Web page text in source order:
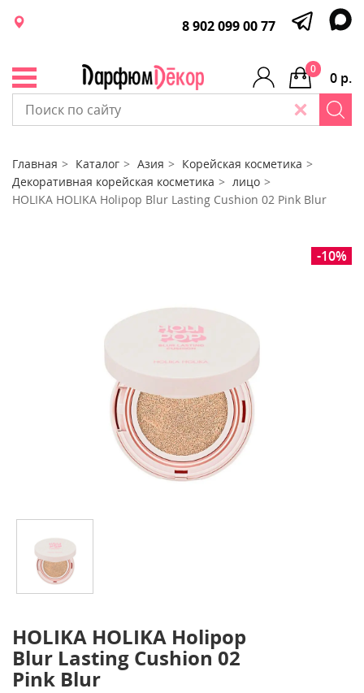
8 902 099 00 77
0 р.
0
Главная Каталог Азия
Корейская косметика
Декоративная корейская косметика
лицо
HOLIKA HOLIKA Holipop Blur Lasting Cushion 02 Pink Blur
-10%
HOLIKA HOLIKA Holipop
Blur Lasting Cushion 02
Pink Blur